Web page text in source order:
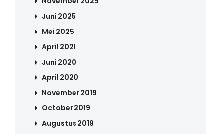
Juni 2025
Mei 2025
April 2021
Juni 2020
April 2020
November 2019
October 2019
Augustus 2019